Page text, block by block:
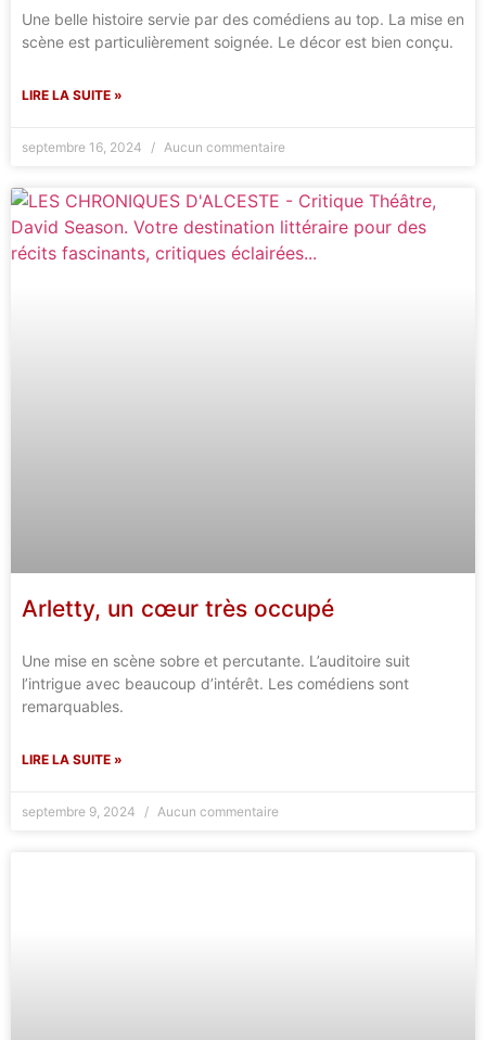
Une belle histoire servie par des comédiens au top. La mise en
scène est particulièrement soignée. Le décor est bien conçu.
LIRE LA SUITE »
septembre 16, 2024 Aucun commentaire
Arletty, un cœur très occupé
Une mise en scène sobre et percutante. L’auditoire suit
l’intrigue avec beaucoup d’intérêt. Les comédiens sont
remarquables.
LIRE LA SUITE »
septembre 9, 2024 Aucun commentaire